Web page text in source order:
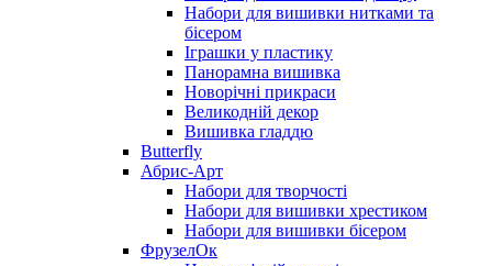
Набори для вишивки нитками та
бісером
Іграшки у пластику
Панорамна вишивка
Новорічні прикраси
Великодній декор
Вишивка гладдю
Butterfly
Абрис-Арт
Набори для творчості
Набори для вишивки хрестиком
Набори для вишивки бісером
ФрузелОк